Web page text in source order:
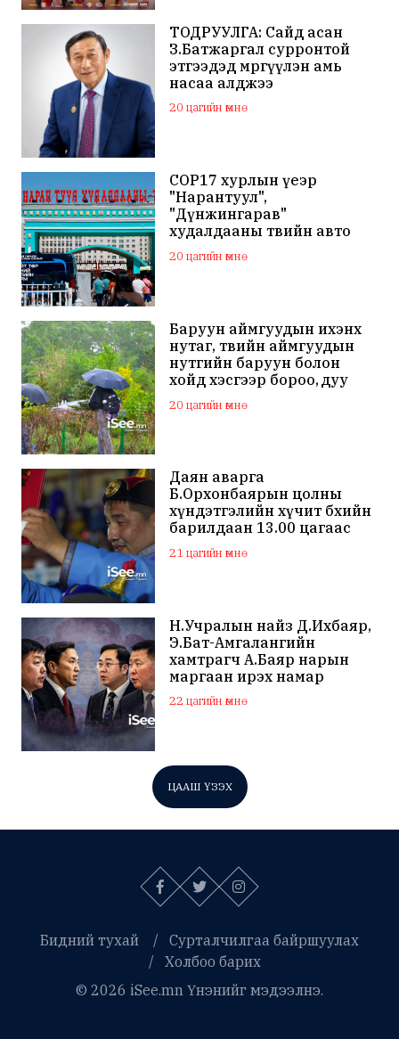
ТОДРУУЛГА: Сайд асан
З.Батжаргал сурронтой
этгээдэд мөргүүлэн амь
насаа алджээ
20 цагийн өмнө
COP17 хурлын үеэр
"Нарантуул",
"Дүнжингарав"
худалдааны төвийн авто
зогсоолыг хаана
20 цагийн өмнө
Баруун аймгуудын ихэнх
нутаг, төвийн аймгуудын
нутгийн баруун болон
хойд хэсгээр бороо, дуу
цахилгаантай аадар бороо
20 цагийн өмнө
Даян аварга
Б.Орхонбаярын цолны
хүндэтгэлийн хүчит бөхийн
барилдаан 13.00 цагаас
эхэлнэ
21 цагийн өмнө
Н.Учралын найз Д.Ихбаяр,
Э.Бат-Амгалангийн
хамтрагч А.Баяр нарын
маргаан ирэх намар
нийслэлийн МАН дахин
хагарахыг харуулж байна
22 цагийн өмнө
ЦААШ ҮЗЭХ
Бидний тухай
Сурталчилгаа байршуулах
Холбоо барих
© 2026 iSee.mn Үнэнийг мэдээлнэ.